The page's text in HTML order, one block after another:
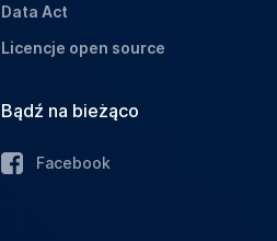
Data Act
Licencje open source
Bądź na bieżąco
Facebook